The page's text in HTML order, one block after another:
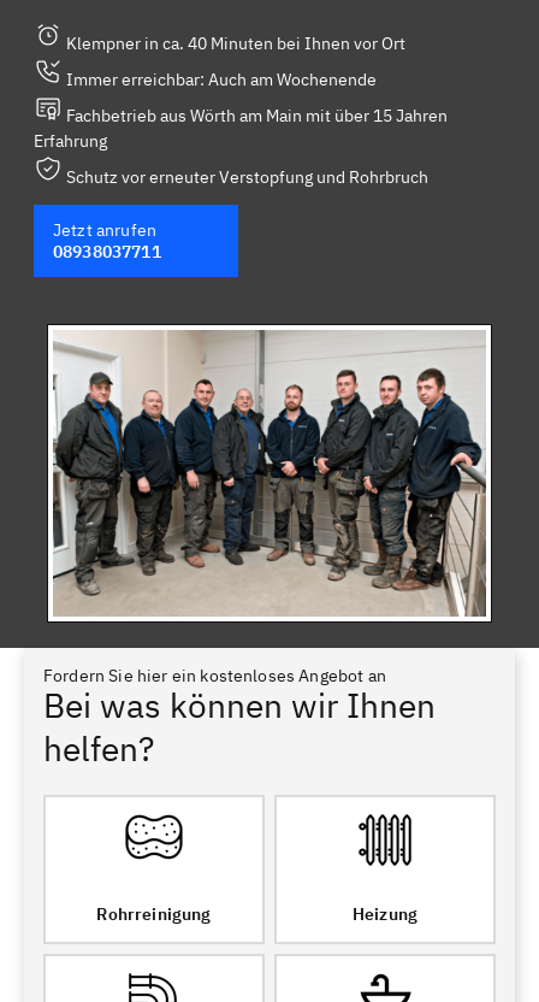
Klempner in ca. 40 Minuten bei Ihnen vor Ort
Immer erreichbar: Auch am Wochenende
Fachbetrieb aus Wörth am Main mit über 15 Jahren
Erfahrung
Schutz vor erneuter Verstopfung und Rohrbruch
Jetzt anrufen
08938037711
Fordern Sie hier ein kostenloses Angebot an
Bei was können wir Ihnen
helfen?
Rohrreinigung Heizung